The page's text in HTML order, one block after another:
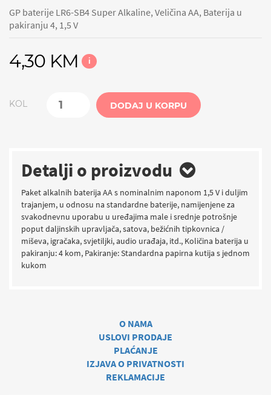
GP baterije LR6-SB4 Super Alkaline, Veličina AA, Baterija u
pakiranju 4, 1,5 V
4,30 KM i
KOL DODAJ U KORPU
Detalji o proizvodu
Paket alkalnih baterija AA s nominalnim naponom 1,5 V i duljim
trajanjem, u odnosu na standardne baterije, namijenjene za
svakodnevnu uporabu u uređajima male i srednje potrošnje
poput daljinskih upravljača, satova, bežićnih tipkovnica /
miševa, igračaka, svjetiljki, audio urađaja, itd., Količina baterija u
pakiranju: 4 kom, Pakiranje: Standardna papirna kutija s jednom
kukom
O NAMA
USLOVI PRODAJE
PLAĆANJE
IZJAVA O PRIVATNOSTI
REKLAMACIJE